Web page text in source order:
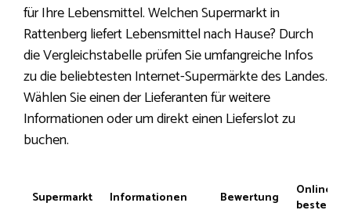
für Ihre Lebensmittel. Welchen Supermarkt in
Rattenberg liefert Lebensmittel nach Hause? Durch
die Vergleichstabelle prüfen Sie umfangreiche Infos
zu die beliebtesten Internet-Supermärkte des Landes.
Wählen Sie einen der Lieferanten für weitere
Informationen oder um direkt einen Lieferslot zu
buchen.
Supermarkt Informationen Bewertung
Online
bestellen